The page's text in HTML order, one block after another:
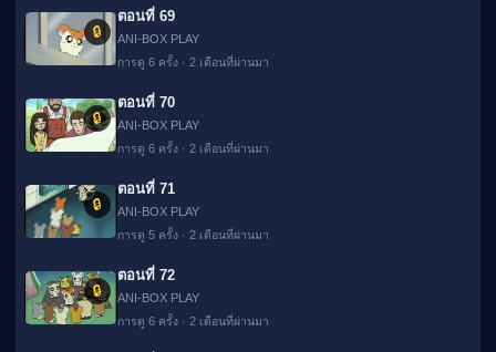
🔒
ตอนที่ 69
ANI-BOX PLAY
การดู 6 ครั้ง · 2 เดือนที่ผ่านมา
🔒
ตอนที่ 70
ANI-BOX PLAY
การดู 6 ครั้ง · 2 เดือนที่ผ่านมา
🔒
ตอนที่ 71
ANI-BOX PLAY
การดู 5 ครั้ง · 2 เดือนที่ผ่านมา
🔒
ตอนที่ 72
ANI-BOX PLAY
การดู 6 ครั้ง · 2 เดือนที่ผ่านมา